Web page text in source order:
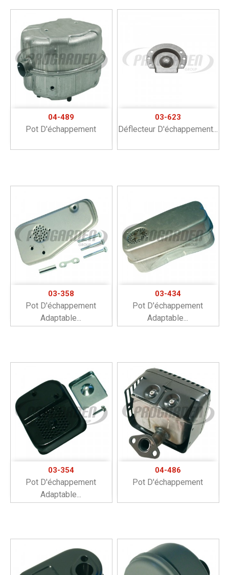
04-489
Pot D'échappement
03-623
Déflecteur D'échappement...
03-358
Pot D'échappement
Adaptable...
03-434
Pot D'échappement
Adaptable...
03-354
Pot D'échappement
Adaptable...
04-486
Pot D'échappement